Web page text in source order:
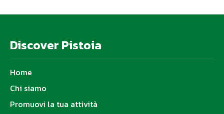
Discover Pistoia
Home
Chi siamo
Promuovi la tua attività